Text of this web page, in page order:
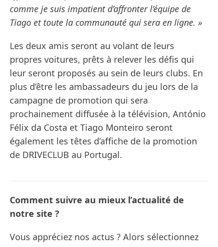
comme je suis impatient d’affronter l’équipe de
Tiago et toute la communauté qui sera en ligne. »
Les deux amis seront au volant de leurs
propres voitures, prêts à relever les défis qui
leur seront proposés au sein de leurs clubs. En
plus d’être les ambassadeurs du jeu lors de la
campagne de promotion qui sera
prochainement diffusée à la télévision, António
Félix da Costa et Tiago Monteiro seront
également les têtes d’affiche de la promotion
de DRIVECLUB au Portugal.
Comment suivre au mieux l’actualité de
notre site ?
Vous appréciez nos actus ? Alors sélectionnez